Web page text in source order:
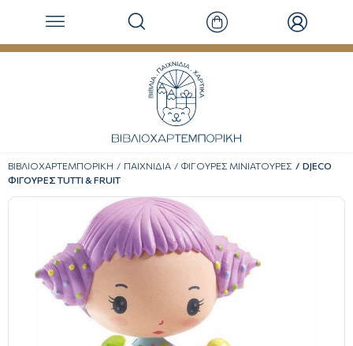
ΒΙΒΛΙΟΧΑΡΤΕΜΠΟΡΙΚΗ ΠΑΙΧΝΙΔΙΑ ΦΙΓΟΥΡΕΣ ΜΙΝΙΑΤΟΥΡΕΣ
DJECO
ΦΙΓΟΥΡΕΣ TUTTI & FRUIT